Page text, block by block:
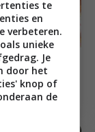
met
te
en
verbeteren.
unieke
Je
door het
knop of
de